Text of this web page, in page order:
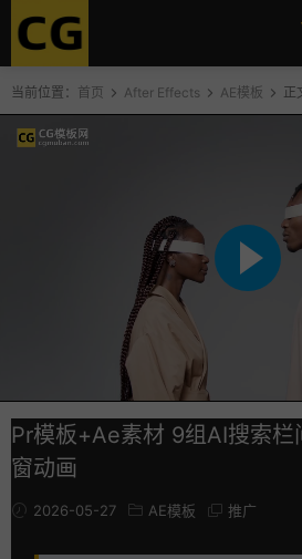
当前位置： 首页 After Effects AE模板 正
Pr模板+Ae素材 9组AI搜索栏
窗动画
2026-05-27 AE模板 推广